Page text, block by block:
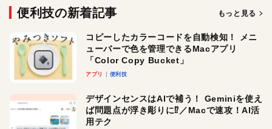
便利技の新着記事 もっと見る
コピーしたカラーコードを自動検知！ メニ
ューバーで色を管理できるMacアプリ
「Color Copy Bucket」
アプリ 便利技
デザインセンスはAIで補う！ Geminiを使え
ば問題点が浮き彫りに⁉︎／Macで速攻！AI活
用テク